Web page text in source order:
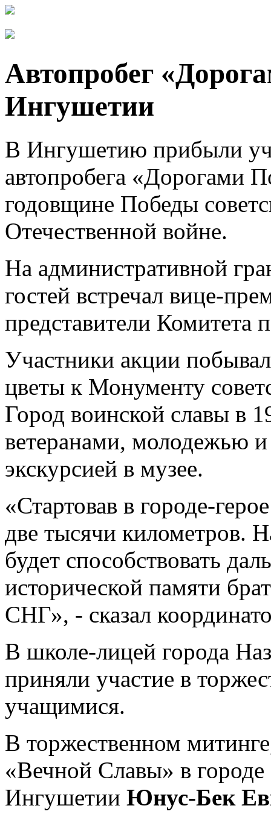
Автопробег
Ингушетии
В Ингушетию прибыли
автопробега «Дорогами
годовщине Победы
Отечественной войне.
На административной
гостей встречал вице-
представители Комитета
Участники акции
цветы к Монументу
Город воинской славы в
ветеранами, молодежью и
экскурсией в музее.
«Стартовав в городе-
две тысячи километров.
будет способствовать
исторической памяти
СНГ», - сказал
В школе-лицей города
приняли участие в
учащимися.
В торжественном
«Вечной Славы» в городе
Ингушетии Юнус-Бек